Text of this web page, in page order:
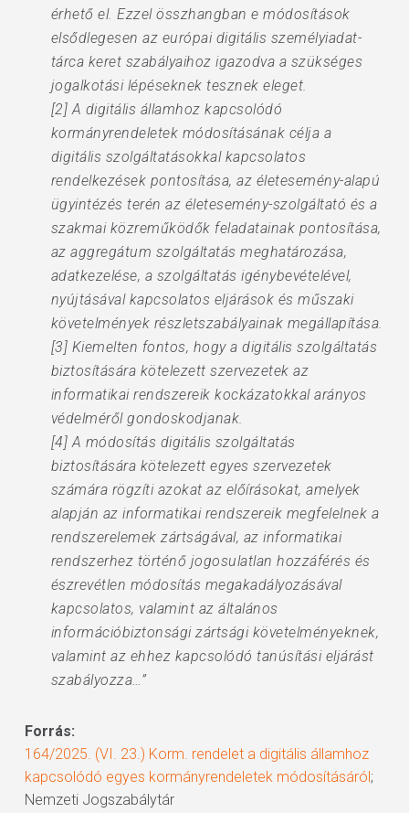
érhető el. Ezzel összhangban e módosítások
elsődlegesen az európai digitális személyiadat-
tárca keret szabályaihoz igazodva a szükséges
jogalkotási lépéseknek tesznek eleget.
[2] A digitális államhoz kapcsolódó
kormányrendeletek módosításának célja a
digitális szolgáltatásokkal kapcsolatos
rendelkezések pontosítása, az életesemény-alapú
ügyintézés terén az életesemény-szolgáltató és a
szakmai közreműködők feladatainak pontosítása,
az aggregátum szolgáltatás meghatározása,
adatkezelése, a szolgáltatás igénybevételével,
nyújtásával kapcsolatos eljárások és műszaki
követelmények részletszabályainak megállapítása.
[3] Kiemelten fontos, hogy a digitális szolgáltatás
biztosítására kötelezett szervezetek az
informatikai rendszereik kockázatokkal arányos
védelméről gondoskodjanak.
[4] A módosítás digitális szolgáltatás
biztosítására kötelezett egyes szervezetek
számára rögzíti azokat az előírásokat, amelyek
alapján az informatikai rendszereik megfelelnek a
rendszerelemek zártságával, az informatikai
rendszerhez történő jogosulatlan hozzáférés és
észrevétlen módosítás megakadályozásával
kapcsolatos, valamint az általános
információbiztonsági zártsági követelményeknek,
valamint az ehhez kapcsolódó tanúsítási eljárást
szabályozza…”
Forrás:
164/2025. (VI. 23.) Korm. rendelet a digitális államhoz
kapcsolódó egyes kormányrendeletek módosításáról;
Nemzeti Jogszabálytár